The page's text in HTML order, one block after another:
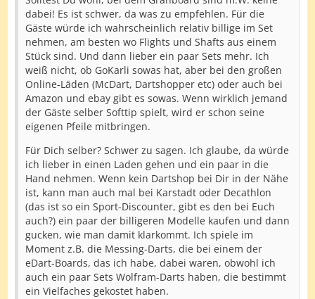
dabei! Es ist schwer, da was zu empfehlen. Für die
Gäste würde ich wahrscheinlich relativ billige im Set
nehmen, am besten wo Flights und Shafts aus einem
Stück sind. Und dann lieber ein paar Sets mehr. Ich
weiß nicht, ob GoKarli sowas hat, aber bei den großen
Online-Läden (McDart, Dartshopper etc) oder auch bei
Amazon und ebay gibt es sowas. Wenn wirklich jemand
der Gäste selber Softtip spielt, wird er schon seine
eigenen Pfeile mitbringen.
Für Dich selber? Schwer zu sagen. Ich glaube, da würde
ich lieber in einen Laden gehen und ein paar in die
Hand nehmen. Wenn kein Dartshop bei Dir in der Nähe
ist, kann man auch mal bei Karstadt oder Decathlon
(das ist so ein Sport-Discounter, gibt es den bei Euch
auch?) ein paar der billigeren Modelle kaufen und dann
gucken, wie man damit klarkommt. Ich spiele im
Moment z.B. die Messing-Darts, die bei einem der
eDart-Boards, das ich habe, dabei waren, obwohl ich
auch ein paar Sets Wolfram-Darts haben, die bestimmt
ein Vielfaches gekostet haben.